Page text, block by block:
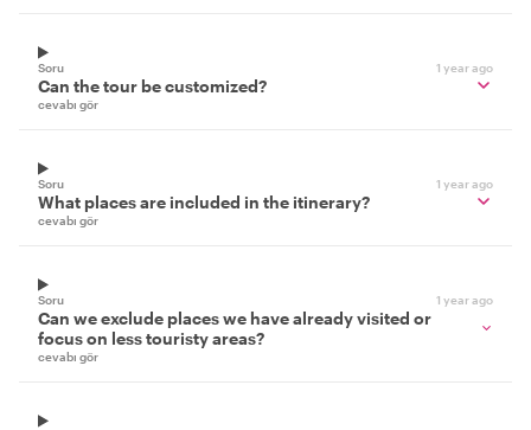
Soru 1 year ago
Can the tour be customized?
cevabı gör
Soru 1 year ago
What places are included in the itinerary?
cevabı gör
Soru 1 year ago
Can we exclude places we have already visited or
focus on less touristy areas?
cevabı gör